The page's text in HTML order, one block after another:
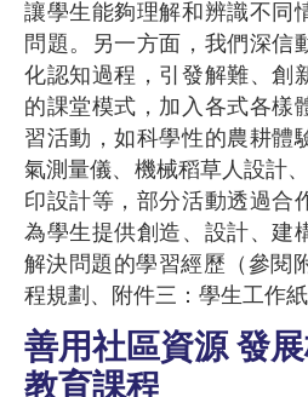
讓學生能夠理解和辨識不同
問題。另一方面，我們深信
化認知過程，引發解難、創
的課堂模式，加入各式各樣
習活動，如科學性的農耕體
氣測量儀、機械稻草人設計
印設計等，部分活動透過合
為學生提供創造、設計、建
解決問題的學習經歷（參閱
程規劃、附件三：學生工作紙
善用社區資源 發
教育課程